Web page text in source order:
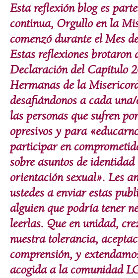
Esta reflexión blog es
continua, Orgullo en la
comenzó durante el Mes
Estas reflexiones brotaron
Declaración del Capítulo
Hermanas de la
desafiándonos a cada
las personas que sufren
opresivos y para
participar en
sobre asuntos de identidad
orientación sexual». Les
ustedes a enviar estas
alguien que podría tener
leerlas. Que en unidad,
nuestra tolerancia,
comprensión, y
acogida a la comunidad